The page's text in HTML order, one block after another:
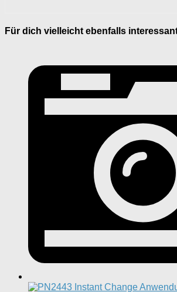
Für dich vielleicht ebenfalls